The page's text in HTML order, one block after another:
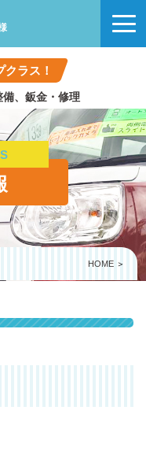
ラス！
、鈑金・修理
HOME＞